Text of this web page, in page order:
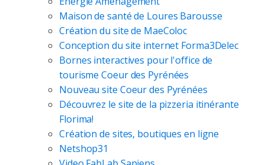
Maison de santé de Loures Barousse
Création du site de MaeColoc
Conception du site internet Forma3Delec
Bornes interactives pour l'office de
tourisme Coeur des Pyrénées
Nouveau site Coeur des Pyrénées
Découvrez le site de la pizzeria itinérante
Florima!
Création de sites, boutiques en ligne
Netshop31